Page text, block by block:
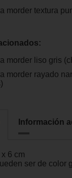
morder textura
morder liso gris
morder rayado
Información
6 cm
ser de color